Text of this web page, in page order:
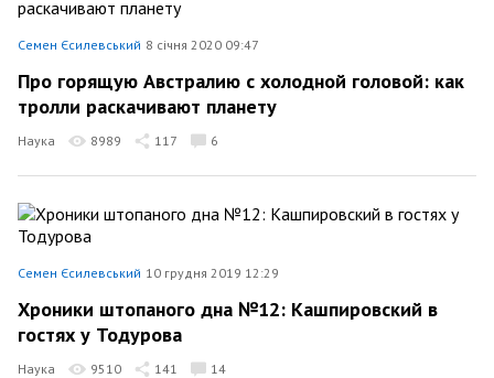
Семен Єсилевський 8 січня 2020 09:47
Про горящую Австралию с холодной головой: как
тролли раскачивают планету
Наука 8989 117 6
Семен Єсилевський 10 грудня 2019 12:29
Хроники штопаного дна №12: Кашпировский в
гостях у Тодурова
Наука 9510 141 14